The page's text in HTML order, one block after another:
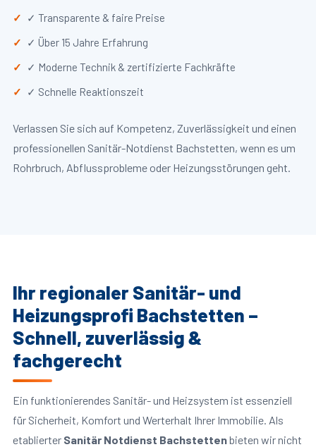
✓ Transparente & faire Preise
✓ Über 15 Jahre Erfahrung
✓ Moderne Technik & zertifizierte Fachkräfte
✓ Schnelle Reaktionszeit
Verlassen Sie sich auf Kompetenz, Zuverlässigkeit und einen
professionellen Sanitär-Notdienst Bachstetten, wenn es um
Rohrbruch, Abflussprobleme oder Heizungsstörungen geht.
Ihr regionaler Sanitär- und
Heizungsprofi Bachstetten –
Schnell, zuverlässig &
fachgerecht
Ein funktionierendes Sanitär- und Heizsystem ist essenziell
für Sicherheit, Komfort und Werterhalt Ihrer Immobilie. Als
etablierter Sanitär Notdienst Bachstettenbieten wir nicht